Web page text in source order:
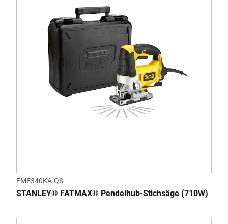
FME340KA-QS
STANLEY® FATMAX® Pendelhub-Stichsäge (710W)